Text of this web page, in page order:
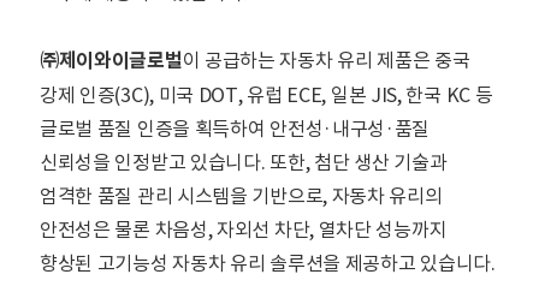
㈜제이와이글로벌이 공급하는 자동차 유리 제품은 중국
강제 인증(3C), 미국 DOT, 유럽 ECE, 일본 JIS, 한국 KC 등
글로벌 품질 인증을 획득하여 안전성·내구성·품질
신뢰성을 인정받고 있습니다. 또한, 첨단 생산 기술과
엄격한 품질 관리 시스템을 기반으로, 자동차 유리의
안전성은 물론 차음성, 자외선 차단, 열차단 성능까지
향상된 고기능성 자동차 유리 솔루션을 제공하고 있습니다.